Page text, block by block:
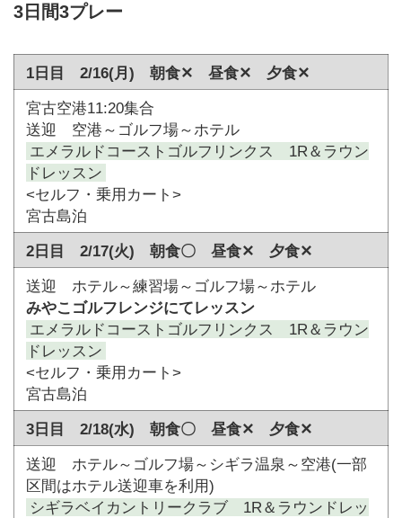
3日間3プレー
1日目 2/16(月) 朝食✕ 昼食✕ 夕食✕
宮古空港11:20集合
送迎 空港～ゴルフ場～ホテル
エメラルドコーストゴルフリンクス 1R＆ラウン
ドレッスン
<セルフ・乗用カート>
宮古島泊
2日目 2/17(火) 朝食〇 昼食✕ 夕食✕
送迎 ホテル～練習場～ゴルフ場～ホテル
みやこゴルフレンジにてレッスン
エメラルドコーストゴルフリンクス 1R＆ラウン
ドレッスン
<セルフ・乗用カート>
宮古島泊
3日目 2/18(水) 朝食〇 昼食✕ 夕食✕
送迎 ホテル～ゴルフ場～シギラ温泉～空港(一部
区間はホテル送迎車を利用)
シギラベイカントリークラブ 1R＆ラウンドレッ